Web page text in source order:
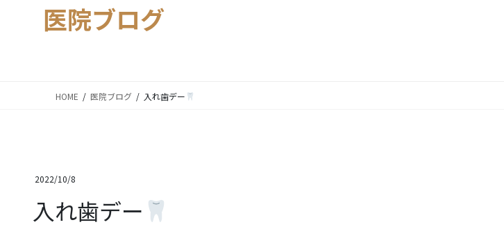
医院ブログ
HOME 医院ブログ 入れ歯デー
2022/10/8
入れ歯デー